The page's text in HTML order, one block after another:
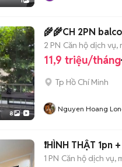
8
🌾🌾CH 2PN
2 PN Căn hộ dịch vụ,
11,9 triệu/tháng
Tp Hồ Chí Minh
Nguyen Hoang
1 PN Căn hộ dịch vụ,